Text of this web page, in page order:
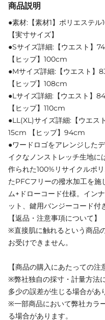
商品説明
●素材:【素材1】ポリエステ
【実寸サイズ】
●Sサイズ詳細:【ウエスト】
【ヒップ】100cm
●Mサイズ詳細:【ウエスト】
【ヒップ】108cm
●Lサイズ詳細:【ウエスト】
【ヒップ】110cm
●LL(XL)サイズ詳細:【ウエス
15cm 【ヒップ】94cm
●ワードロゴをアレンジした
イクなノンストレッチ生地に
作られた100%リサイクルポ
たPFCフリーの撥水加工を
ム+ドローコード仕様。イン
ット、鍵用バンジーコード付
【返品・注意事項について】
※直接肌に触れるという商品
お受けできません。
【商品の購入にあたっての注
※弊社独自の採寸・計量方法
多少の誤差が生じる場合があ
※一部商品において弊社カラ
る場合があります。